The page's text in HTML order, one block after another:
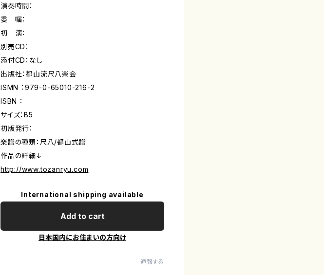
演奏時間：
委 嘱：
初 演：
別売CD：
添付CD：なし
出版社：都山流尺八楽会
ISMN ：979-0-65010-216-2
ISBN ：
サイズ：B5
初版発行：
楽譜の種類：尺八/都山式譜
作品の詳細↓
http://www.tozanryu.com
International shipping available
Add to cart
日本国内にお住まいの方向け
通報する